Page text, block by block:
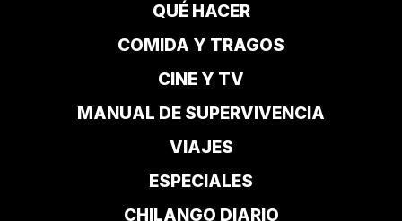
QUÉ HACER
COMIDA Y TRAGOS
CINE Y TV
MANUAL DE SUPERVIVENCIA
VIAJES
ESPECIALES
CHILANGO DIARIO